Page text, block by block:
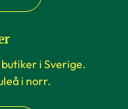
i Sverige.
i norr.